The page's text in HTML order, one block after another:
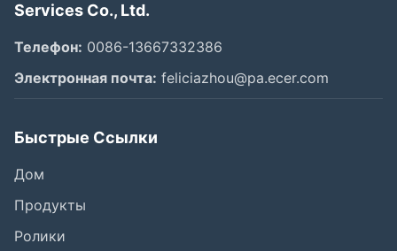
Services Co., Ltd.
Телефон: 0086-13667332386
Электронная почта: feliciazhou@pa.ecer.com
Быстрые Ссылки
Дом
Продукты
Ролики